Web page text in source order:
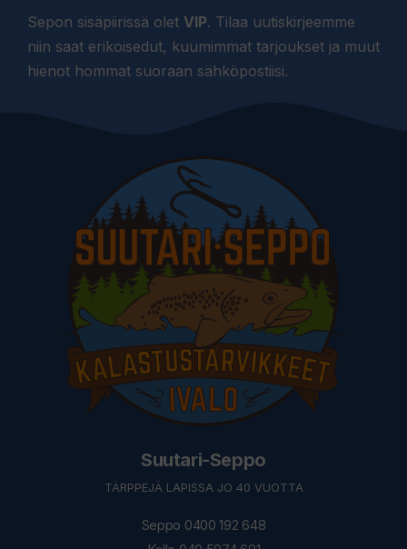
Sepon sisäpiirissä olet VIP. Tilaa uutiskirjeemme
niin saat erikoisedut, kuumimmat tarjoukset ja muut
hienot hommat suoraan sähköpostiisi.
Suutari-Seppo
TÄRPPEJÄ LAPISSA JO 40 VUOTTA
Seppo 0400 192 648